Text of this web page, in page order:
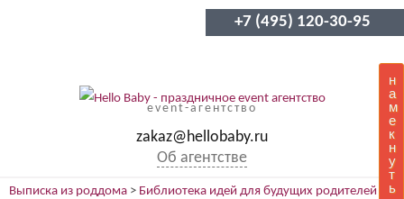
+7 (495) 120-30-95
event-агентство
zakaz@hellobaby.ru
Об агентстве
н
а
м
е
к
н
у
т
ь
Выписка из роддома > Библиотека идей для будущих родителей